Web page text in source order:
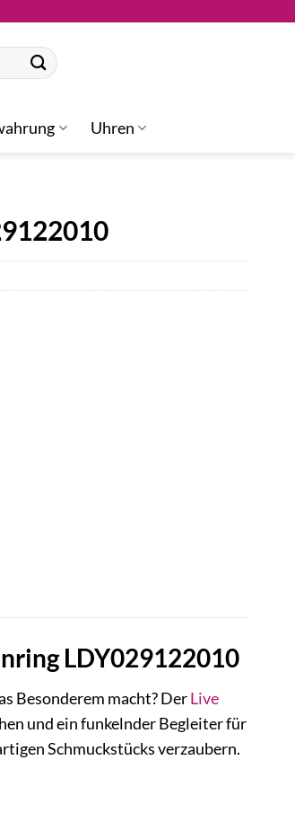
Uhren
LDY029122010
Besonderem macht? DerLive
und ein funkelnder Begleiter für
Schmuckstücks verzaubern.